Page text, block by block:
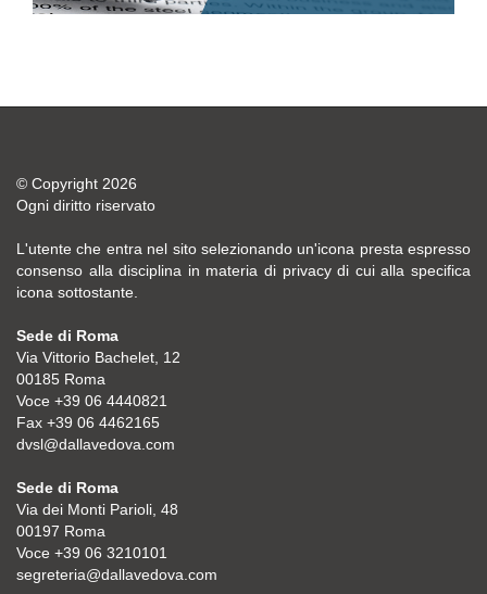
© Copyright 2026
Ogni diritto riservato
L'utente che entra nel sito selezionando un'icona presta espresso
consenso alla disciplina in materia di privacy di cui alla specifica
icona sottostante.
Sede di Roma
Via Vittorio Bachelet, 12
00185 Roma
Voce +39 06 4440821
Fax +39 06 4462165
dvsl@dallavedova.com
Sede di Roma
Via dei Monti Parioli, 48
00197 Roma
Voce +39 06 3210101
segreteria@dallavedova.com